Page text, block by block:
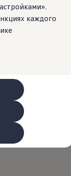
каждого
жидкости
и кабели для
обеспечения
обеспечения для